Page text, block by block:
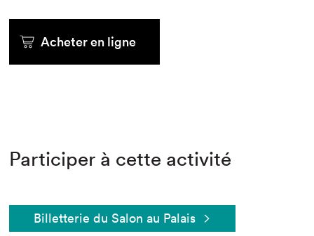
Acheter en ligne
Participer à cette activité
Billetterie du Salon au Palais